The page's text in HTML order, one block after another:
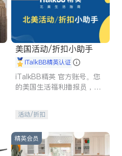
美国活动/折扣小助手
iTalkBB精英认证
iTalkBB精英 官方账号。您
的美国生活福利播报员，精
专属福利。
活动/折扣
精英会员